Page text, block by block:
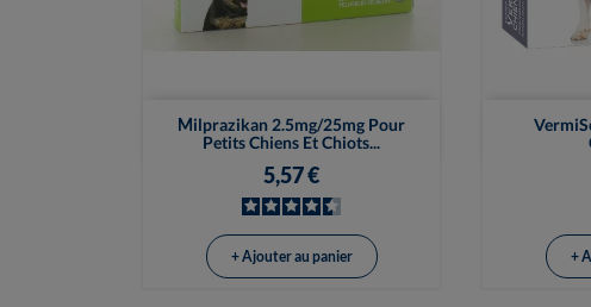
Milprazikan 2.5mg/25mg Pour
Petits Chiens Et Chiots...
5,57 €
Vue rapide
+ Ajouter au panier +